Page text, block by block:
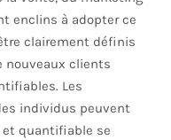
enclins à adopter ce
clairement définis
nouveaux clients
Les
individus peuvent
et quantifiable se